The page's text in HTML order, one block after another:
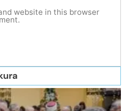
website in this browser